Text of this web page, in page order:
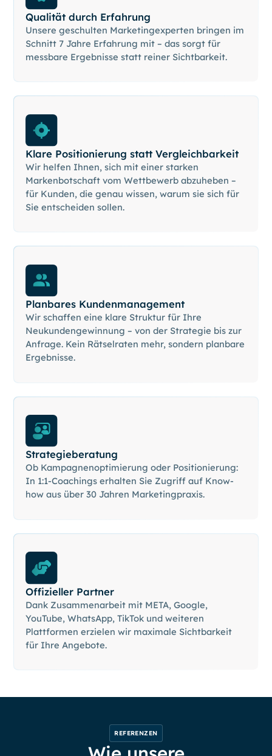
Qualität durch Erfahrung
Unsere geschulten Marketingexperten bringen im
Schnitt 7 Jahre Erfahrung mit – das sorgt für
messbare Ergebnisse statt reiner Sichtbarkeit.
Klare Positionierung statt Vergleichbarkeit
Wir helfen Ihnen, sich mit einer starken
Markenbotschaft vom Wettbewerb abzuheben –
für Kunden, die genau wissen, warum sie sich für
Sie entscheiden sollen.
Planbares Kundenmanagement
Wir schaffen eine klare Struktur für Ihre
Neukundengewinnung – von der Strategie bis zur
Anfrage. Kein Rätselraten mehr, sondern planbare
Ergebnisse.
Strategieberatung
Ob Kampagnenoptimierung oder Positionierung:
In 1:1-Coachings erhalten Sie Zugriff auf Know-
how aus über 30 Jahren Marketingpraxis.
Offizieller Partner
Dank Zusammenarbeit mit META, Google,
YouTube, WhatsApp, TikTok und weiteren
Plattformen erzielen wir maximale Sichtbarkeit
für Ihre Angebote.
REFERENZEN